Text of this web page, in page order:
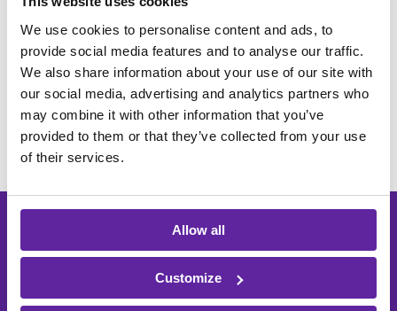
We use cookies to personalise content and ads, to
provide social media features and to analyse our traffic.
We also share information about your use of our site with
our social media, advertising and analytics partners who
may combine it with other information that you’ve
provided to them or that they’ve collected from your use
of their services.
Allow all
Customize
Hur mycket kostar det?
Pris från: 57.700 SEK
Vill du veta mer om
utvärderingen?
Fyll i formuläret så kontaktar vi dig.